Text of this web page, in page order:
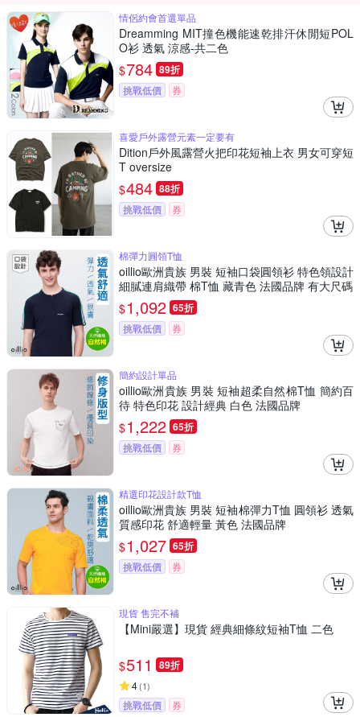
情侶約會首選單品
Dreamming MIT撞色機能速乾排汗休閒短POL
O衫 透氣 涼感-共二色
$784 89折
挑戰低價 券
喜愛戶外露營元素一定要有
Dition戶外風露營火把印花短袖上衣 男女可穿短
T oversize
$484 88折
挑戰低價 券
棉彈力圓領T恤
oillio歐洲貴族 男裝 短袖口袋圓領衫 特色領設計
細膩連肩織帶 棉T恤 藏青色 法國品牌 有大尺碼
$1,092 65折
挑戰低價 券
簡約設計單品
oillio歐洲貴族 男裝 短袖超柔自然棉T恤 簡約百
待 特色印花 設計經典 白色 法國品牌
$1,222 65折
挑戰低價 券
精選印花設計款T恤
oillio歐洲貴族 男裝 短袖棉彈力T恤 圓領衫 透氣
質感印花 舒適輕量 黃色 法國品牌
$1,027 65折
挑戰低價 券
現貨 售完不補
【Mini嚴選】現貨 經典細條紋短袖T恤 二色
$511 89折
4(1)
挑戰低價
券